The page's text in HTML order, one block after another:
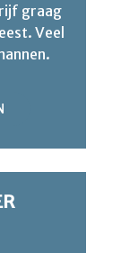
graag
Veel